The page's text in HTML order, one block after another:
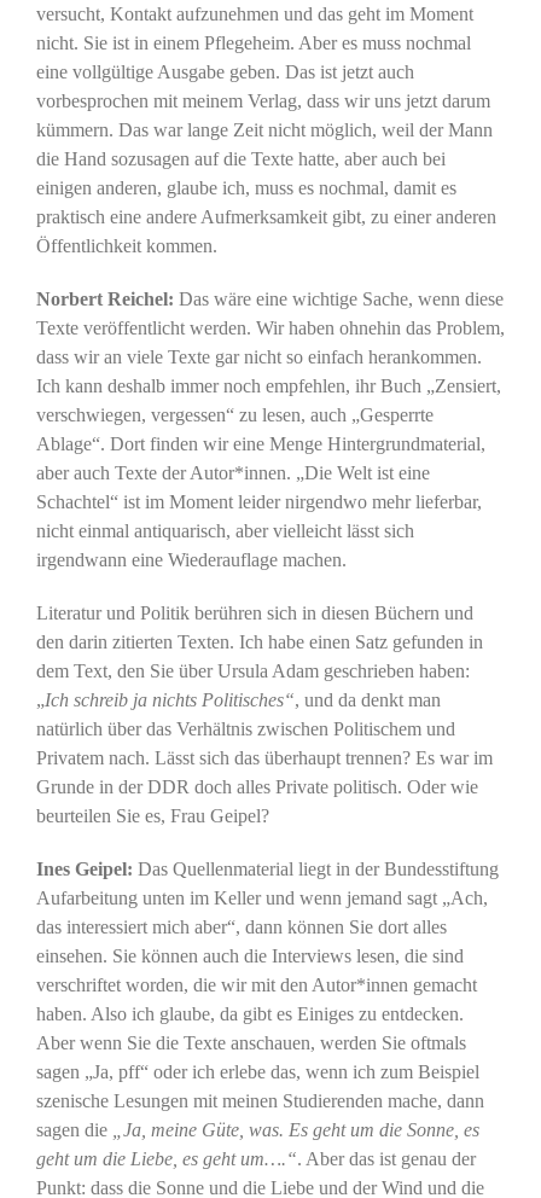
versucht, Kontakt aufzunehmen und das geht im Moment
nicht. Sie ist in einem Pflegeheim. Aber es muss nochmal
eine vollgültige Ausgabe geben. Das ist jetzt auch
vorbesprochen mit meinem Verlag, dass wir uns jetzt darum
kümmern. Das war lange Zeit nicht möglich, weil der Mann
die Hand sozusagen auf die Texte hatte, aber auch bei
einigen anderen, glaube ich, muss es nochmal, damit es
praktisch eine andere Aufmerksamkeit gibt, zu einer anderen
Öffentlichkeit kommen.
Norbert Reichel: Das wäre eine wichtige Sache, wenn diese
Texte veröffentlicht werden. Wir haben ohnehin das Problem,
dass wir an viele Texte gar nicht so einfach herankommen.
Ich kann deshalb immer noch empfehlen, ihr Buch „Zensiert,
verschwiegen, vergessen“ zu lesen, auch „Gesperrte
Ablage“. Dort finden wir eine Menge Hintergrundmaterial,
aber auch Texte der Autor*innen. „Die Welt ist eine
Schachtel“ ist im Moment leider nirgendwo mehr lieferbar,
nicht einmal antiquarisch, aber vielleicht lässt sich
irgendwann eine Wiederauflage machen.
Literatur und Politik berühren sich in diesen Büchern und
den darin zitierten Texten. Ich habe einen Satz gefunden in
dem Text, den Sie über Ursula Adam geschrieben haben:
„Ich schreib ja nichts Politisches“, und da denkt man
natürlich über das Verhältnis zwischen Politischem und
Privatem nach. Lässt sich das überhaupt trennen? Es war im
Grunde in der DDR doch alles Private politisch. Oder wie
beurteilen Sie es, Frau Geipel?
Ines Geipel: Das Quellenmaterial liegt in der Bundesstiftung
Aufarbeitung unten im Keller und wenn jemand sagt „Ach,
das interessiert mich aber“, dann können Sie dort alles
einsehen. Sie können auch die Interviews lesen, die sind
verschriftet worden, die wir mit den Autor*innen gemacht
haben. Also ich glaube, da gibt es Einiges zu entdecken.
Aber wenn Sie die Texte anschauen, werden Sie oftmals
sagen „Ja, pff“ oder ich erlebe das, wenn ich zum Beispiel
szenische Lesungen mit meinen Studierenden mache, dann
sagen die
„Ja, meine Güte, was. Es geht um die Sonne, es
geht um die Liebe, es geht um….“. Aber das ist genau der
Punkt: dass die Sonne und die Liebe und der Wind und die